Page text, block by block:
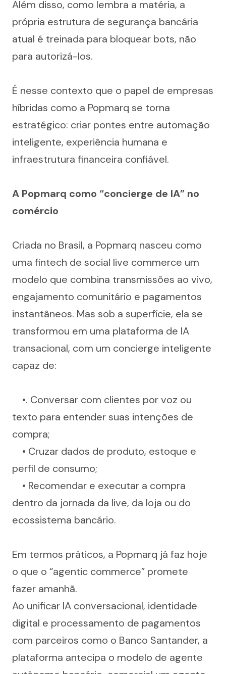
Além disso, como lembra a matéria, a
própria estrutura de segurança bancária
atual é treinada para bloquear bots, não
para autorizá-los.
É nesse contexto que o papel de empresas
híbridas como a Popmarq se torna
estratégico: criar pontes entre automação
inteligente, experiência humana e
infraestrutura financeira confiável.
A Popmarq como “concierge de IA” no
comércio
Criada no Brasil, a Popmarq nasceu como
uma fintech de social live commerce um
modelo que combina transmissões ao vivo,
engajamento comunitário e pagamentos
instantâneos. Mas sob a superfície, ela se
transformou em uma plataforma de IA
transacional, com um concierge inteligente
capaz de:
texto para entender suas intenções de
compra;
perfil de consumo;
dentro da jornada da live, da loja ou do
ecossistema bancário.
Em termos práticos, a Popmarq já faz hoje
o que o “agentic commerce” promete
fazer amanhã.
Ao unificar IA conversacional, identidade
digital e processamento de pagamentos
com parceiros como o Banco Santander, a
plataforma antecipa o modelo de agente